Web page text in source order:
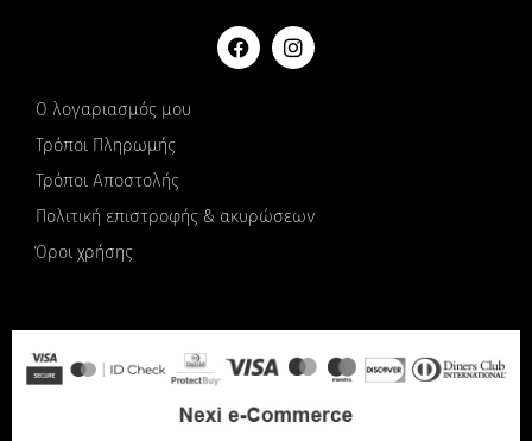
Ο λογαριασμός μου
Τρόποι Πληρωμής
Τρόποι Αποστολής
Πολιτική επιστροφής & ακυρώσεων
Όροι χρήσης